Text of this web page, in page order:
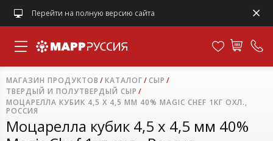
Перейти на полную версию сайта
МАГАЗИН ПРОДУКТОВ КАТАЛОГ
СЫР
ТВЕРДЫЙ И ПОЛУТВЕРДЫЙ СЫР
МОЦАРЕЛЛА КУБИК 4,5 Х 4,5 ММ 40% MAGIC CHEF 1КГ ОХЛ.,
РОССИЯ
Моцарелла кубик 4,5 х 4,5 мм 40%